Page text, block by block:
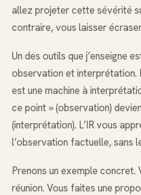
allez projeter cette sévérité
contraire, vous laisser
Un des outils que j’enseigne
observation et interprétation.
est une machine à
ce point » (observation)
(interprétation). L’IR vous
l’observation factuelle, sans
Prenons un exemple concret.
réunion. Vous faites une